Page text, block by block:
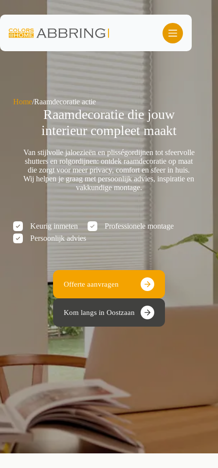
de
inhoud
Home/Raamdecoratie actie
Raamdecoratie die jouw
interieur compleet maakt
Van stijlvolle jaloezieën en plisségordijnen tot sfeervolle
shutters en rolgordijnen: ontdek raamdecoratie op maat
die zorgt voor meer privacy, comfort en sfeer in huis.
Wij helpen je graag met persoonlijk advies, inspiratie en
vakkundige montage.
Keurig inmeten
Professionele montage
Persoonlijk advies
Offerte aanvragen
Kom langs in Oostzaan